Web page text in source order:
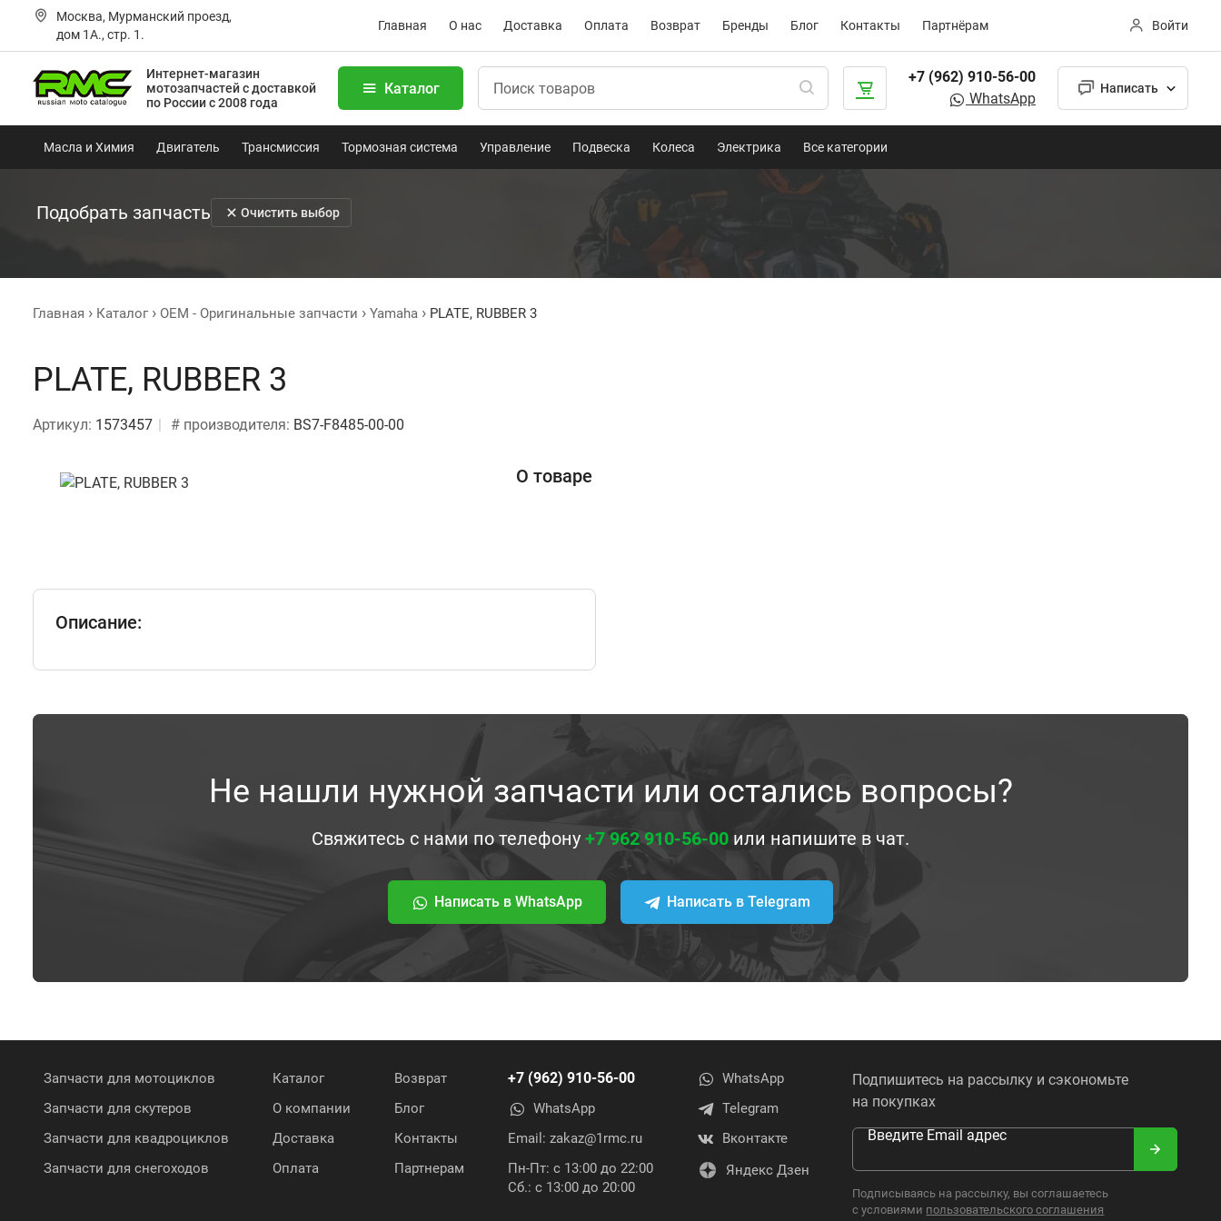
Москва, Мурманский проезд,
дом 1А., стр. 1.
Главная О нас Доставка Оплата Возврат Бренды Блог Контакты Партнёрам Войти
Интернет-магазин
мотозапчастейс доставкой
по России с 2008 года
Каталог
+7 (962) 910-56-00
WhatsApp
Написать
Масла и Химия Двигатель Трансмиссия Тормозная система Управление Подвеска Колеса Электрика Все категории
Подобрать запчасть Очистить выбор
Главная Каталог OEM - Оригинальные запчасти Yamaha PLATE, RUBBER 3
PLATE, RUBBER 3
Артикул: 1573457 # производителя: BS7-F8485-00-00
О товаре
Описание:
Не нашли нужной запчасти или остались вопросы?
Свяжитесь с нами по телефону +7 962 910-56-00 или напишите в чат.
Написать в WhatsApp Написать в Telegram
Запчасти для мотоциклов
Запчасти для скутеров
Запчасти для квадроциклов
Запчасти для снегоходов
Каталог
О компании
Доставка
Оплата
Возврат
Блог
Контакты
Партнерам
+7 (962) 910-56-00
WhatsApp
Email: zakaz@1rmc.ru
Пн-Пт: с 13:00 до 22:00
Сб.: с 13:00 до 20:00
WhatsApp
Telegram
Вконтакте
Яндекс Дзен
Подпишитесь на рассылку и сэкономьте
на покупках
Введите Email адрес
Подписываясь на рассылку, вы соглашаетесь
с условиями пользовательского соглашения